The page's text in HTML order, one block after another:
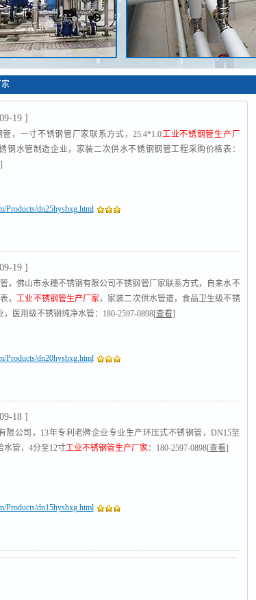
19 ]
，一寸不锈钢管厂家联系方式，25.4*1.0工业不锈钢管生产厂
钢水管制造企业，家装二次供水不锈钢钢管工程采购价格表：
Products/dn25hysbxg.html
19 ]
，佛山市永穗不锈钢有限公司不锈钢管厂家联系方式，自来水不
，工业不锈钢管生产厂家，家装二次供水管道，食品卫生级不锈
医用级不锈钢纯净水管：180-2597-0898[查看]
Products/dn20hysbxg.html
18 ]
限公司，13年专利老牌企业专业生产环压式不锈钢管，DN15至
水管，4分至12寸工业不锈钢管生产厂家：180-2597-0898[查看]
Products/dn15hysbxg.html